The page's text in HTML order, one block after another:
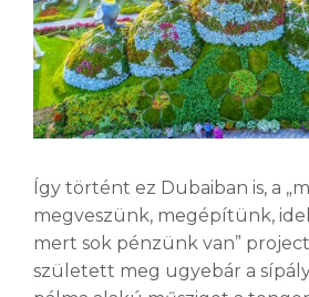
Így történt ez Dubaiban is, a
megveszünk, megépítünk,
mert sok pénzünk van”
született meg ugyebár a